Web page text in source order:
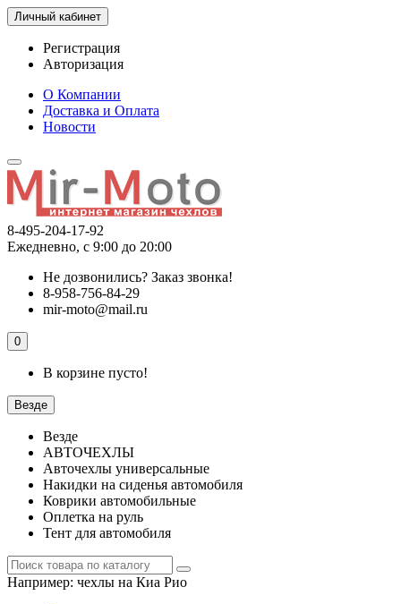
Личный кабинет
Регистрация
Авторизация
О Компании
Доставка и Оплата
Новости
8-495-204-17-92
Ежедневно, с 9:00 до 20:00
Не дозвонились? Заказ звонка!
8-958-756-84-29
mir-moto@mail.ru
0
В корзине пусто!
Везде
Везде
АВТОЧЕХЛЫ
Авточехлы универсальные
Накидки на сиденья автомобиля
Коврики автомобильные
Оплетка на руль
Тент для автомобиля
Например: чехлы на Киа Рио